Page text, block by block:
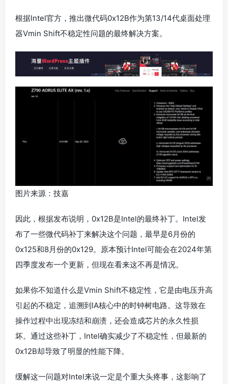
根据Intel官方，推出微代码0x12B作为第13/14代桌面处理
器Vmin Shift不稳定性问题的最终解决方案。
图片来源：技嘉
因此，根据发布说明，0x12B是Intel的最终补丁。Intel发
布了一些微代码补丁来解决这个问题，最早是6月份的
0x125和8月份的0x129。原本预计Intel可能会在2024年第
四季度发布一个更新，但现在看来这不再是情况。
如果你不知道什么是Vmin Shift不稳定性，它是由电压升高
引起的不稳定，追溯到IA核心中的时钟树电路。这导致在
操作过程中出现冻结和崩溃，还会造成芯片的永久性损
坏。通过这些补丁，Intel确实减少了不稳定性，但最新的
0x12B却导致了明显的性能下降。
缓解这一问题对Intel来说一定是个重大头疼事，这影响了